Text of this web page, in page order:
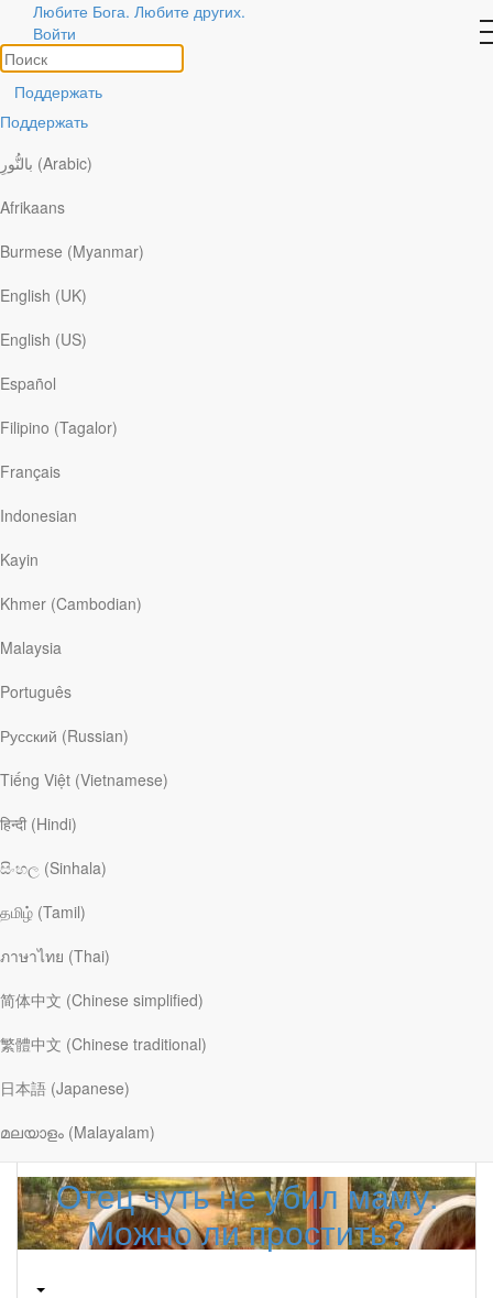
Любите Бога. Любите других.
Войти
Поддержать
Поддержать
بالنُّورِ (Arabic)
Afrikaans
Burmese (Myanmar)
English (UK)
English (US)
Español
Filipino (Tagalor)
Français
Indonesian
Kayin
Khmer (Cambodian)
Malaysia
Português
Русский (Russian)
Tiếng Việt (Vietnamese)
हिन्दी (Hindi)
සිංහල (Sinhala)
தமிழ் (Tamil)
ภาษาไทย (Thai)
简体中文 (Chinese simplified)
繁體中文 (Chinese traditional)
日本語 (Japanese)
മലയാളം (Malayalam)
Истории
оБожьих
делах
Похожие темы
Поделитесь своей историей
Поиск
Сортировать по:
Посмотреть все
по теме
по формату
Благодать приговоренному к
Это свидетельство о последних днях жизни 74-летнего
смертной казни (штат Флорида, США). В своем блоге о
католический священник, активно выступающий против
великодушие, доброжелательность и служение людям,
номинирован на Нобелевскую премию мира. Статья
Освобождение от стыда
чувством стыда, не подозревая, что причиной тому
Смотреть
Читать больше
Отец чуть не убил маму.
Можно ли простить?